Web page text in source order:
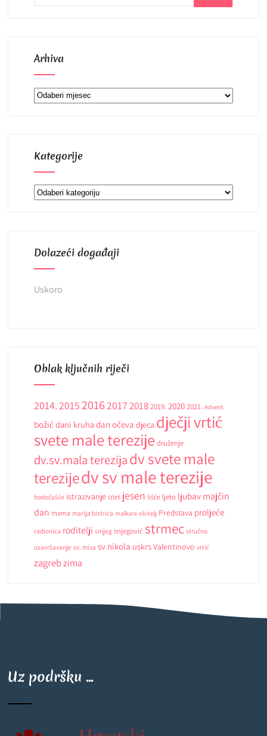
Arhiva
Arhiva
Kategorije
Kategorije
Dolazeći događaji
Uskoro
Oblak ključnih riječi
2014.2015201620172018 2019. 2020 2021. Advent
božić dani kruhadan očeva djeca dječji vrtić
svete male terezije druženje
dv.sv.mala terezijadv svete male
terezijedv sv male terezije
hodočašće istrazivanje izlet jesen lišće ljeto ljubav majčin
dan mama marija bistrica maškare obitelj Predstava proljeće
radionica roditelji snijeg snjegović strmec stručno
usavršavanje sv. misa sv nikola uskrsValentinovo vrtić
zagrebzima
Uz podršku ...